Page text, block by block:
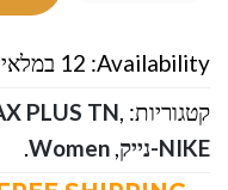
Availability: 12 במלאי
קטגוריות: PLUS TN,
NIKE-נייק
,
Women
.